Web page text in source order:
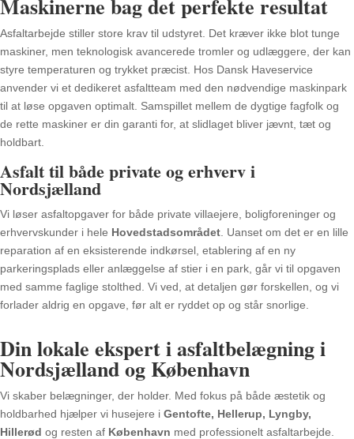
Maskinerne bag det perfekte resultat
Asfaltarbejde stiller store krav til udstyret. Det kræver ikke blot tunge
maskiner, men teknologisk avancerede tromler og udlæggere, der kan
styre temperaturen og trykket præcist. Hos Dansk Haveservice
anvender vi et dedikeret asfaltteam med den nødvendige maskinpark
til at løse opgaven optimalt. Samspillet mellem de dygtige fagfolk og
de rette maskiner er din garanti for, at slidlaget bliver jævnt, tæt og
holdbart.
Asfalt til både private og erhverv i
Nordsjælland
Vi løser asfaltopgaver for både private villaejere, boligforeninger og
erhvervskunder i hele Hovedstadsområdet . Uanset om det er en lille
reparation af en eksisterende indkørsel, etablering af en ny
parkeringsplads eller anlæggelse af stier i en park, går vi til opgaven
med samme faglige stolthed. Vi ved, at detaljen gør forskellen, og vi
forlader aldrig en opgave, før alt er ryddet op og står snorlige.
Din lokale ekspert i asfaltbelægning i
Nordsjælland og København
Vi skaber belægninger, der holder. Med fokus på både æstetik og
holdbarhed hjælper vi husejere i Gentofte, Hellerup, Lyngby,
Hillerød og resten af København med professionelt asfaltarbejde.